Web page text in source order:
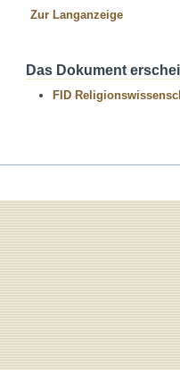
Zur Langanzeige
Das Dokument
FID